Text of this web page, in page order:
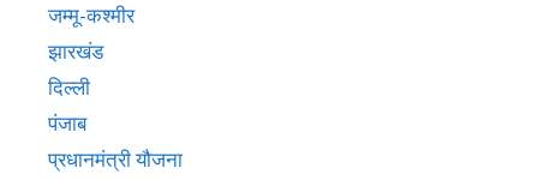
जम्मू-कश्मीर
झारखंड
दिल्ली
पंजाब
प्रधानमंत्री यौजना